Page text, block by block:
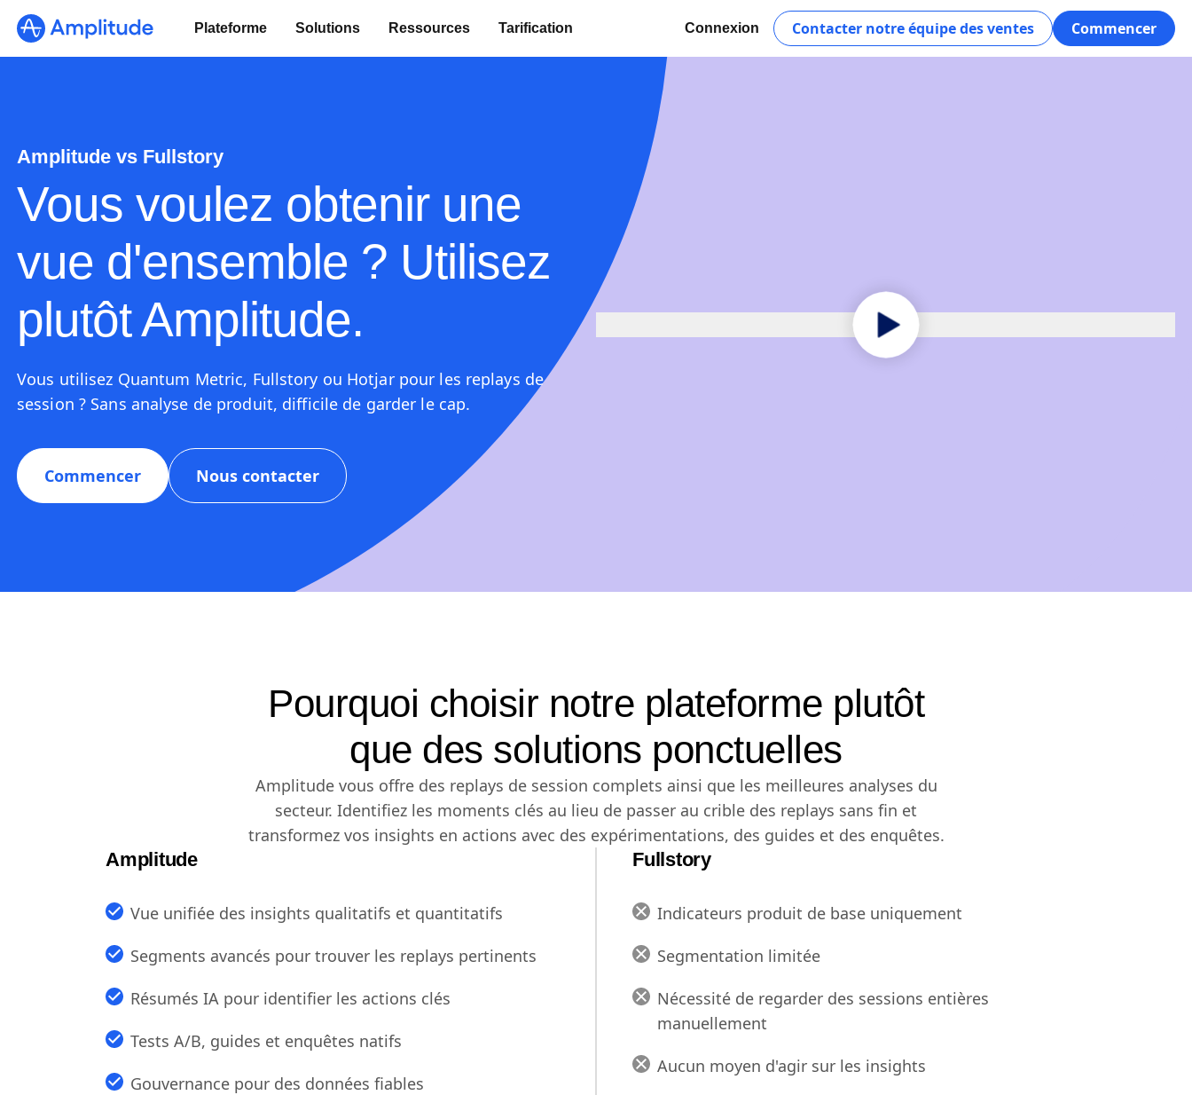
Plateforme Solutions Ressources Tarification Connexion Contacter notre équipe des ventes Commencer
Amplitude vs Fullstory
Vous voulez obtenir une
vue d'ensemble ? Utilisez
plutôt Amplitude.
Vous utilisez Quantum Metric, Fullstory ou Hotjar pour les replays de
session ? Sans analyse de produit, difficile de garder le cap.
Commencer Nous contacter
Pourquoi choisir notre plateforme plutôt
que des solutions ponctuelles
Amplitude vous offre des replays de session complets ainsi que les meilleures analyses du
secteur. Identifiez les moments clés au lieu de passer au crible des replays sans fin et
transformez vos insights en actions avec des expérimentations, des guides et des enquêtes.
Amplitude
Vue unifiée des insights qualitatifs et quantitatifs
Segments avancés pour trouver les replays pertinents
Résumés IA pour identifier les actions clés
Tests A/B, guides et enquêtes natifs
Gouvernance pour des données fiables
Fullstory
Indicateurs produit de base uniquement
Segmentation limitée
Nécessité de regarder des sessions entières
manuellement
Aucun moyen d'agir sur les insights